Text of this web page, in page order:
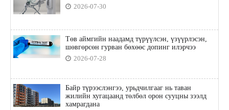
2026-07-30
Төв аймгийн наадамд түрүүлсэн, үзүүрлэсэн,
шөвгөрсөн гурван бөхөөс допинг илэрчээ
2026-07-28
Байр түрээслэнгээ, урьдчилгааг нь таван
жилийн хугацаанд төлбөл орон сууцны зээлд
хамрагдана